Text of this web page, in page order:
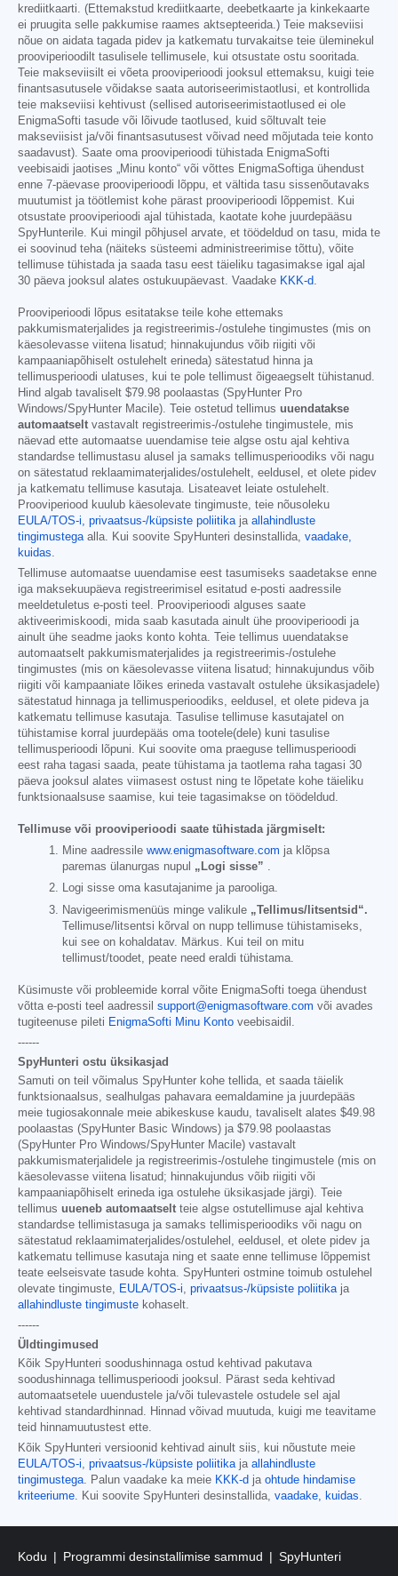
krediitkaarti. (Ettemakstud krediitkaarte, deebetkaarte ja kinkekaarte
ei pruugita selle pakkumise raames aktsepteerida.) Teie makseviisi
nõue on aidata tagada pidev ja katkematu turvakaitse teie üleminekul
prooviperioodilt tasulisele tellimusele, kui otsustate ostu sooritada.
Teie makseviisilt ei võeta prooviperioodi jooksul ettemaksu, kuigi teie
finantsasutusele võidakse saata autoriseerimistaotlusi, et kontrollida
teie makseviisi kehtivust (sellised autoriseerimistaotlused ei ole
EnigmaSofti tasude või lõivude taotlused, kuid sõltuvalt teie
makseviisist ja/või finantsasutusest võivad need mõjutada teie konto
saadavust). Saate oma prooviperioodi tühistada EnigmaSofti
veebisaidi jaotises „Minu konto“ või võttes EnigmaSoftiga ühendust
enne 7-päevase prooviperioodi lõppu, et vältida tasu sissenõutavaks
muutumist ja töötlemist kohe pärast prooviperioodi lõppemist. Kui
otsustate prooviperioodi ajal tühistada, kaotate kohe juurdepääsu
SpyHunterile. Kui mingil põhjusel arvate, et töödeldud on tasu, mida te
ei soovinud teha (näiteks süsteemi administreerimise tõttu), võite
tellimuse tühistada ja saada tasu eest täieliku tagasimakse igal ajal
30 päeva jooksul alates ostukuupäevast. Vaadake KKK-d.
Prooviperioodi lõpus esitatakse teile kohe ettemaks
pakkumismaterjalides ja registreerimis-/ostulehe tingimustes (mis on
käesolevasse viitena lisatud; hinnakujundus võib riigiti või
kampaaniapõhiselt ostulehelt erineda) sätestatud hinna ja
tellimusperioodi ulatuses, kui te pole tellimust õigeaegselt tühistanud.
Hind algab tavaliselt $79.98 poolaastas (SpyHunter Pro
Windows/SpyHunter Macile). Teie ostetud tellimus uuendatakse
automaatselt vastavalt registreerimis-/ostulehe tingimustele, mis
näevad ette automaatse uuendamise teie algse ostu ajal kehtiva
standardse tellimustasu alusel ja samaks tellimusperioodiks või nagu
on sätestatud reklaamimaterjalides/ostulehelt, eeldusel, et olete pidev
ja katkematu tellimuse kasutaja. Lisateavet leiate ostulehelt.
Prooviperiood kuulub käesolevate tingimuste, teie nõusoleku
EULA/TOS-i, privaatsus-/küpsiste poliitikaja allahindluste
tingimustegaalla. Kui soovite SpyHunteri desinstallida, vaadake,
kuidas.
Tellimuse automaatse uuendamise eest tasumiseks saadetakse enne
iga maksekuupäeva registreerimisel esitatud e-posti aadressile
meeldetuletus e-posti teel. Prooviperioodi alguses saate
aktiveerimiskoodi, mida saab kasutada ainult ühe prooviperioodi ja
ainult ühe seadme jaoks konto kohta. Teie tellimus uuendatakse
automaatselt pakkumismaterjalides ja registreerimis-/ostulehe
tingimustes (mis on käesolevasse viitena lisatud; hinnakujundus võib
riigiti või kampaaniate lõikes erineda vastavalt ostulehe üksikasjadele)
sätestatud hinnaga ja tellimusperioodiks, eeldusel, et olete pideva ja
katkematu tellimuse kasutaja. Tasulise tellimuse kasutajatel on
tühistamise korral juurdepääs oma tootele(dele) kuni tasulise
tellimusperioodi lõpuni. Kui soovite oma praeguse tellimusperioodi
eest raha tagasi saada, peate tühistama ja taotlema raha tagasi 30
päeva jooksul alates viimasest ostust ning te lõpetate kohe täieliku
funktsionaalsuse saamise, kui teie tagasimakse on töödeldud.
Tellimuse või prooviperioodi saate tühistada järgmiselt:
Mine aadressile www.enigmasoftware.com ja klõpsa
paremas ülanurgas nupul „Logi sisse” .
Logi sisse oma kasutajanime ja parooliga.
Navigeerimismenüüs minge valikule „Tellimus/litsentsid“.
Tellimuse/litsentsi kõrval on nupp tellimuse tühistamiseks,
kui see on kohaldatav. Märkus. Kui teil on mitu
tellimust/toodet, peate need eraldi tühistama.
Küsimuste või probleemide korral võite EnigmaSofti toega ühendust
võtta e-posti teel aadressil support@enigmasoftware.com või avades
tugiteenuse pileti EnigmaSofti Minu Konto veebisaidil.
------
SpyHunteri ostu üksikasjad
Samuti on teil võimalus SpyHunter kohe tellida, et saada täielik
funktsionaalsus, sealhulgas pahavara eemaldamine ja juurdepääs
meie tugiosakonnale meie abikeskuse kaudu, tavaliselt alates $49.98
poolaastas (SpyHunter Basic Windows) ja $79.98 poolaastas
(SpyHunter Pro Windows/SpyHunter Macile) vastavalt
pakkumismaterjalidele ja registreerimis-/ostulehe tingimustele (mis on
käesolevasse viitena lisatud; hinnakujundus võib riigiti või
kampaaniapõhiselt erineda iga ostulehe üksikasjade järgi). Teie
tellimus uueneb automaatselt teie algse ostutellimuse ajal kehtiva
standardse tellimistasuga ja samaks tellimisperioodiks või nagu on
sätestatud reklaamimaterjalides/ostulehel, eeldusel, et olete pidev ja
katkematu tellimuse kasutaja ning et saate enne tellimuse lõppemist
teate eelseisvate tasude kohta. SpyHunteri ostmine toimub ostulehel
olevate tingimuste,
EULA/TOS-i privaatsus-/küpsiste poliitika ja
allahindluste tingimuste kohaselt.
------
Üldtingimused
Kõik SpyHunteri soodushinnaga ostud kehtivad pakutava
soodushinnaga tellimusperioodi jooksul. Pärast seda kehtivad
automaatsetele uuendustele ja/või tulevastele ostudele sel ajal
kehtivad standardhinnad. Hinnad võivad muutuda, kuigi me teavitame
teid hinnamuutustest ette.
Kõik SpyHunteri versioonid kehtivad ainult siis, kui nõustute meie
EULA/TOS-i
privaatsus-/küpsiste poliitika ja allahindluste
tingimustega . Palun vaadake ka meie KKK-d ja ohtude hindamise
kriteeriume . Kui soovite SpyHunteri desinstallida, vaadake, kuidas
Kodu Programmi desinstallimise sammud
SpyHunteri